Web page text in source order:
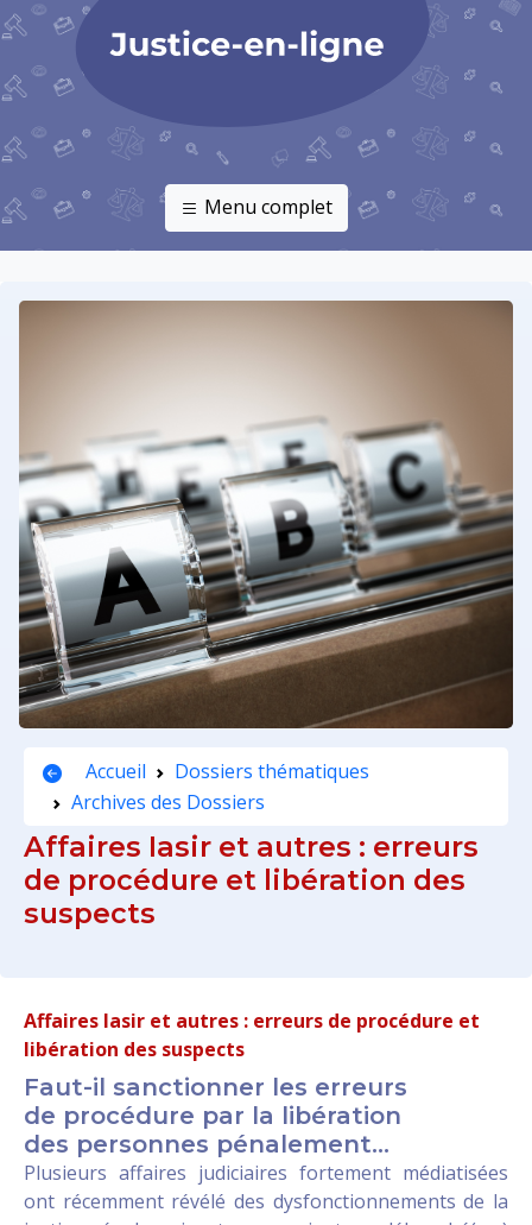
Menu complet
Accueil
Dossiers thématiques
Archives des Dossiers
Affaires Iasir et autres : erreurs
de procédure et libération des
suspects
Affaires Iasir et autres : erreurs de procédure et
libération des suspects
Faut-il sanctionner les erreurs
de procédure par la libération
des personnes pénalement...
Plusieurs affaires judiciaires fortement médiatisées
ont récemment révélé des dysfonctionnements de la